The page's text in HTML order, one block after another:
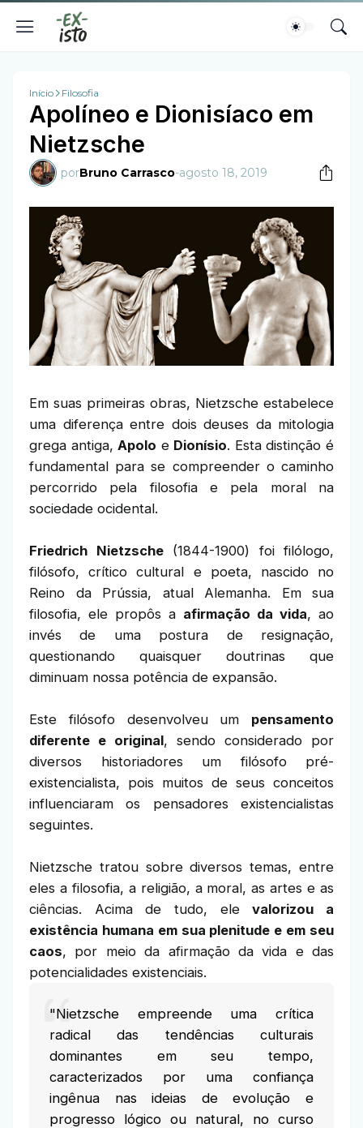
Início Filosofia
Apolíneo e Dionisíaco em
Nietzsche
porBruno Carrasco-agosto 18, 2019
Em suas primeiras obras, Nietzsche estabelece
uma diferença entre dois deuses da mitologia
grega antiga, Apolo e Dionísio. Esta distinção é
fundamental para se compreender o caminho
percorrido pela filosofia e pela moral na
sociedade ocidental.
Friedrich Nietzsche(1844-1900) foi filólogo,
filósofo, crítico cultural e poeta, nascido no
Reino da Prússia, atual Alemanha. Em sua
filosofia, ele propôs a afirmação da vida, ao
invés de uma postura de resignação,
questionando quaisquer doutrinas que
diminuam nossa potência de expansão.
Este filósofo desenvolveu um pensamento
diferente e original, sendo considerado por
diversos historiadores um filósofo pré-
existencialista, pois muitos de seus conceitos
influenciaram os pensadores existencialistas
seguintes.
Nietzsche tratou sobre diversos temas, entre
eles a filosofia, a religião, a moral, as artes e as
ciências. Acima de tudo, elevalorizou a
existência humana em sua plenitude e em seu
caos, por meio da afirmação da vida e das
potencialidades existenciais.
"Nietzsche empreende uma crítica
radical das tendências culturais
dominantes em seu tempo,
caracterizados por uma confiança
ingênua nas ideias de evolução e
progresso lógico ou natural, no curso